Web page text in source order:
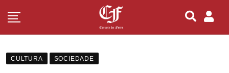
CULTURA SOCIEDADE